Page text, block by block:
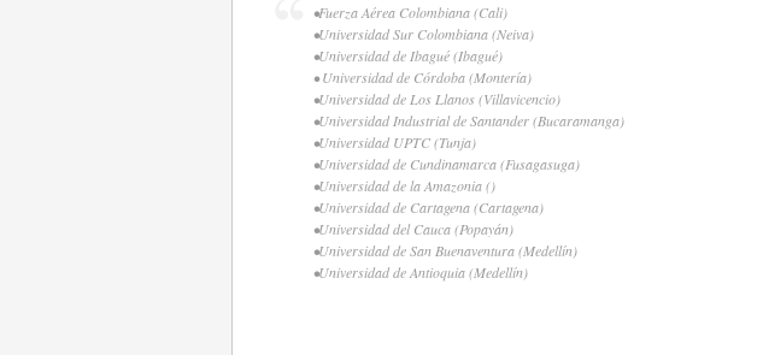
•Fuerza Aérea Colombiana (Cali)
•Universidad Sur Colombiana (Neiva)
•Universidad de Ibagué (Ibagué)
• Universidad de Córdoba (Montería)
•Universidad de Los Llanos (Villavicencio)
•Universidad Industrial de Santander (Bucaramanga)
•Universidad UPTC (Tunja)
•Universidad de Cundinamarca (Fusagasuga)
•Universidad de la Amazonia ()
•Universidad de Cartagena (Cartagena)
•Universidad del Cauca (Popayán)
•Universidad de San Buenaventura (Medellín)
•Universidad de Antioquia (Medellín)